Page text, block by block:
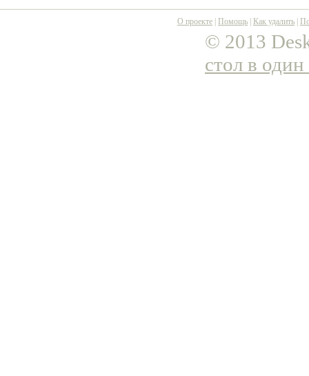
О проекте Помощь Как удалить
© 2013
стол в